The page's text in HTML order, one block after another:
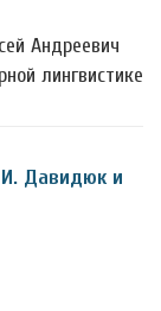
Андреевич
лингвистике
Давидюк и